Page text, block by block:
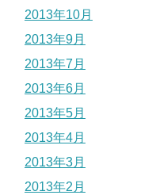
2013年10月
2013年9月
2013年7月
2013年6月
2013年5月
2013年4月
2013年3月
2013年2月